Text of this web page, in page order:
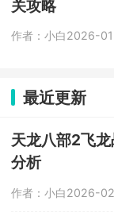
关攻略
作者：小白2026-
最近更新
天龙八部2飞
分析
作者：小白2026-